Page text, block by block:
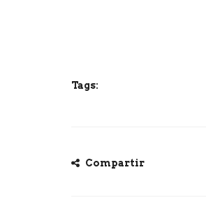
Tags:
Compartir